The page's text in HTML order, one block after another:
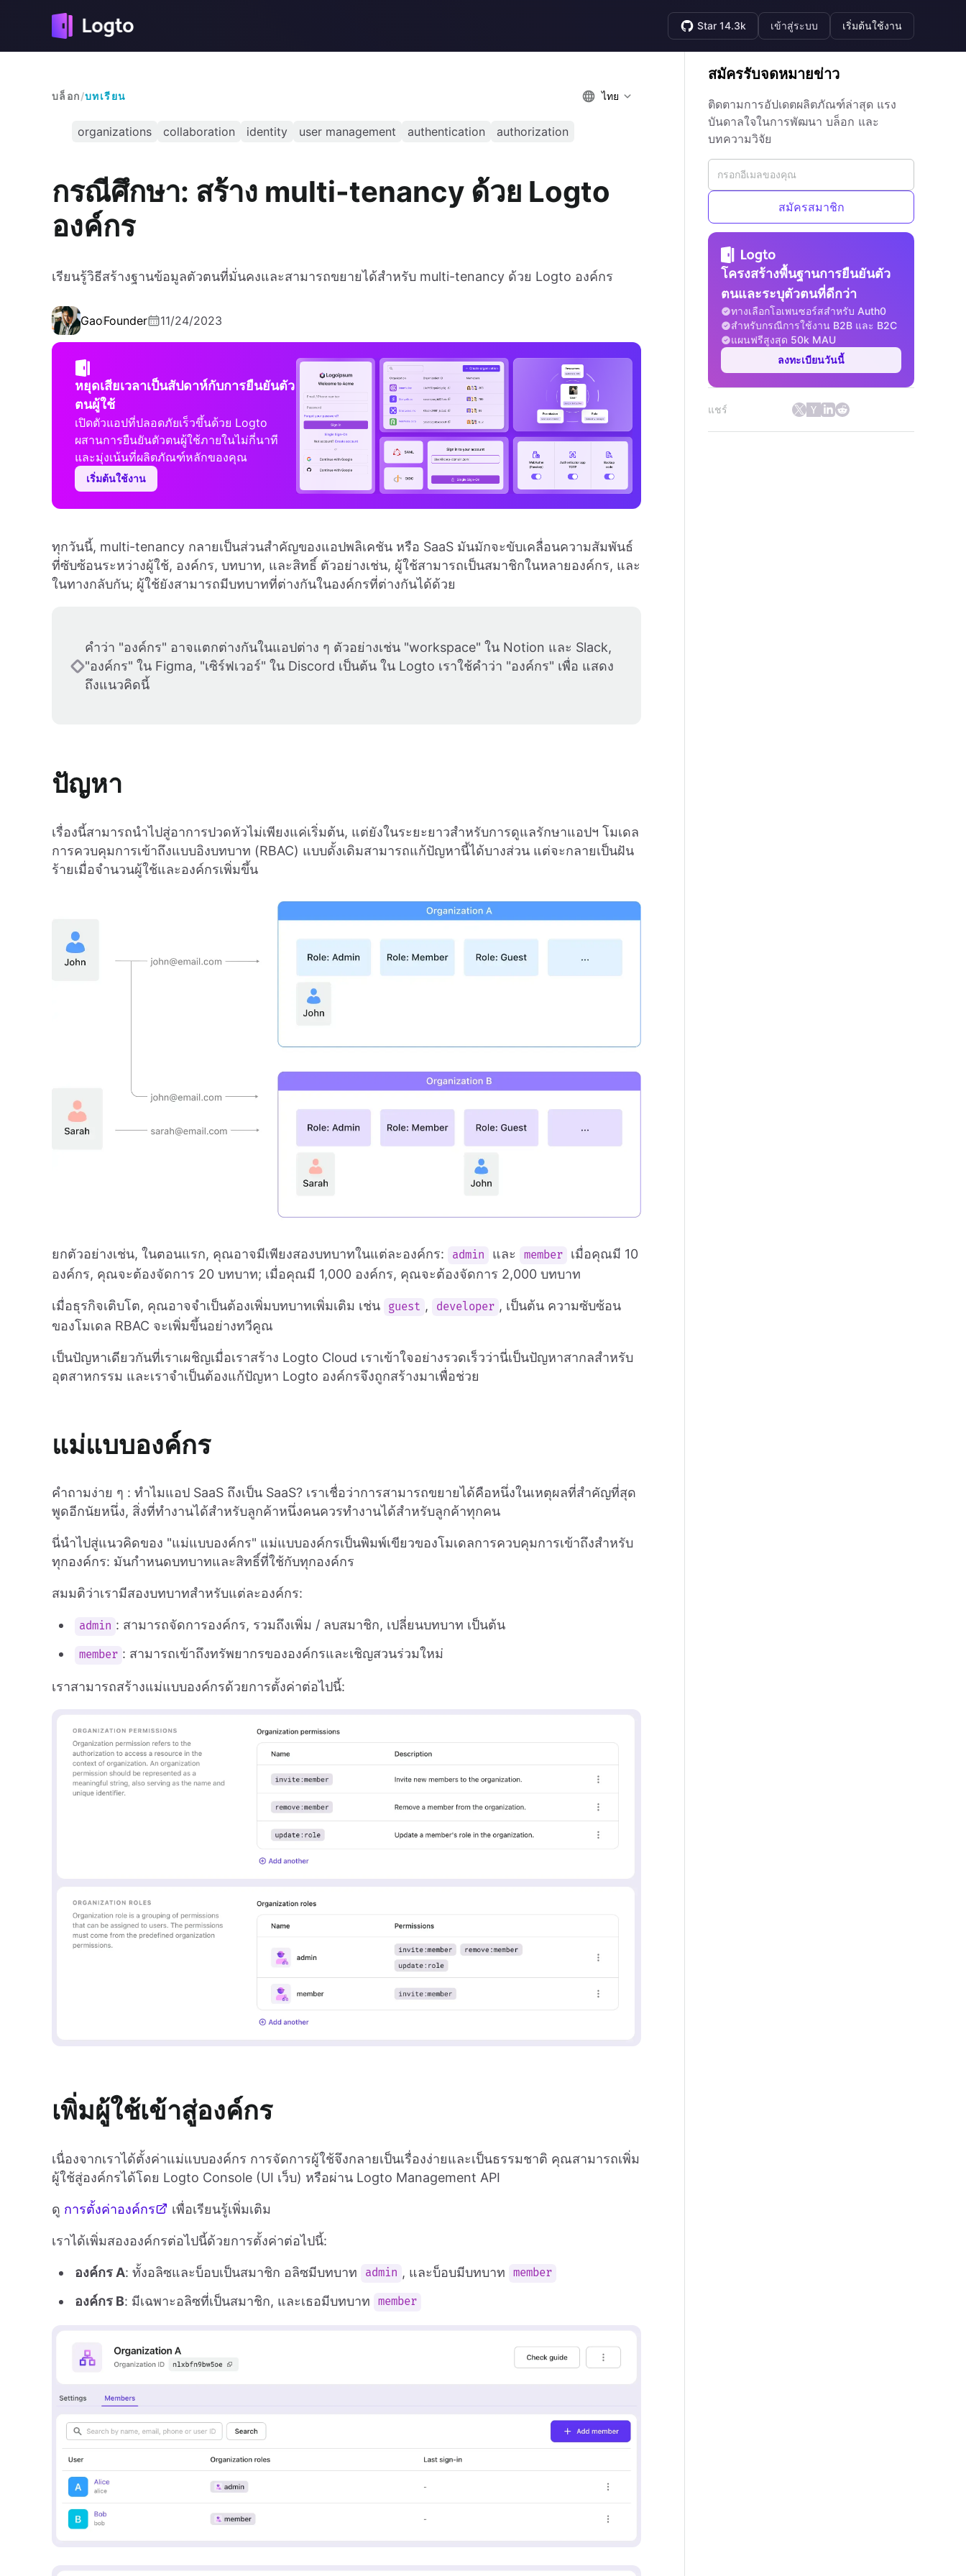
Star 14.3k เข้าสู่ระบบ เริ่มต้นใช้งาน
บล็อก/บทเรียน ไทย
organizations collaboration identity user management authentication authorization
กรณีศึกษา: สร้าง multi-tenancy ด้วย Logto
องค์กร
เรียนรู้วิธีสร้างฐานข้อมูลตัวตนที่มั่นคงและสามารถขยายได้สำหรับ multi-tenancy ด้วย Logto องค์กร
GaoFounder 11/24/2023
หยุดเสียเวลาเป็นสัปดาห์กับการยืนยันตัว
ตนผู้ใช้
เปิดตัวแอปที่ปลอดภัยเร็วขึ้นด้วย Logto
ผสานการยืนยันตัวตนผู้ใช้ภายในไม่กี่นาที
และมุ่งเน้นที่ผลิตภัณฑ์หลักของคุณ
เริ่มต้นใช้งาน
ทุกวันนี้, multi-tenancy กลายเป็นส่วนสำคัญของแอปพลิเคชัน หรือ SaaS มันมักจะขับเคลื่อนความสัมพันธ์
ที่ซับซ้อนระหว่างผู้ใช้, องค์กร, บทบาท, และสิทธิ์ ตัวอย่างเช่น, ผู้ใช้สามารถเป็นสมาชิกในหลายองค์กร, และ
ในทางกลับกัน; ผู้ใช้ยังสามารถมีบทบาทที่ต่างกันในองค์กรที่ต่างกันได้ด้วย
คำว่า "องค์กร" อาจแตกต่างกันในแอปต่าง ๆ ตัวอย่างเช่น "workspace" ใน Notion และ Slack,
"องค์กร" ใน Figma, "เซิร์ฟเวอร์" ใน Discord เป็นต้น ใน Logto เราใช้คำว่า "องค์กร" เพื่อ แสดง
ถึงแนวคิดนี้
ปัญหา
เรื่องนี้สามารถนำไปสู่อาการปวดหัวไม่เพียงแค่เริ่มต้น, แต่ยังในระยะยาวสำหรับการดูแลรักษาแอปฯ โมเดล
การควบคุมการเข้าถึงแบบอิงบทบาท (RBAC) แบบดั้งเดิมสามารถแก้ปัญหานี้ได้บางส่วน แต่จะกลายเป็นฝัน
ร้ายเมื่อจำนวนผู้ใช้และองค์กรเพิ่มขึ้น
ยกตัวอย่างเช่น, ในตอนแรก, คุณอาจมีเพียงสองบทบาทในแต่ละองค์กร: admin และ member
เมื่อคุณมี 10
องค์กร, คุณจะต้องจัดการ 20 บทบาท; เมื่อคุณมี 1,000 องค์กร, คุณจะต้องจัดการ 2,000 บทบาท
เมื่อธุรกิจเติบโต, คุณอาจจำเป็นต้องเพิ่มบทบาทเพิ่มเติม เช่น guest , developer , เป็นต้น ความซับซ้อน
ของโมเดล RBAC จะเพิ่มขึ้นอย่างทวีคูณ
เป็นปัญหาเดียวกันที่เราเผชิญเมื่อเราสร้าง Logto Cloud เราเข้าใจอย่างรวดเร็วว่านี่เป็นปัญหาสากลสำหรับ
อุตสาหกรรม และเราจำเป็นต้องแก้ปัญหา Logto องค์กรจึงถูกสร้างมาเพื่อช่วย
แม่แบบองค์กร
คำถามง่าย ๆ : ทำไมแอป SaaS ถึงเป็น SaaS? เราเชื่อว่าการสามารถขยายได้คือหนึ่งในเหตุผลที่สำคัญที่สุด
พูดอีกนัยหนึ่ง, สิ่งที่ทำงานได้สำหรับลูกค้าหนึ่งคนควรทำงานได้สำหรับลูกค้าทุกคน
นี่นำไปสู่แนวคิดของ "แม่แบบองค์กร" แม่แบบองค์กรเป็นพิมพ์เขียวของโมเดลการควบคุมการเข้าถึงสำหรับ
ทุกองค์กร: มันกำหนดบทบาทและสิทธิ์ที่ใช้กับทุกองค์กร
สมมติว่าเรามีสองบทบาทสำหรับแต่ละองค์กร:
admin : สามารถจัดการองค์กร, รวมถึงเพิ่ม / ลบสมาชิก, เปลี่ยนบทบาท เป็นต้น
member : สามารถเข้าถึงทรัพยากรขององค์กรและเชิญสวนร่วมใหม่
เราสามารถสร้างแม่แบบองค์กรด้วยการตั้งค่าต่อไปนี้:
เพิ่มผู้ใช้เข้าสู่องค์กร
เนื่องจากเราได้ตั้งค่าแม่แบบองค์กร การจัดการผู้ใช้จึงกลายเป็นเรื่องง่ายและเป็นธรรมชาติ คุณสามารถเพิ่ม
ผู้ใช้สู่องค์กรได้โดย Logto Console (UI เว็บ) หรือผ่าน Logto Management API
ดู การตั้งค่าองค์กร เพื่อเรียนรู้เพิ่มเติม
เราได้เพิ่มสององค์กรต่อไปนี้ด้วยการตั้งค่าต่อไปนี้:
องค์กร A: ทั้งอลิซและบ็อบเป็นสมาชิก อลิซมีบทบาท admin , และบ็อบมีบทบาท member
องค์กร B: มีเฉพาะอลิซที่เป็นสมาชิก, และเธอมีบทบาท member
สมัครรับจดหมายข่าว
ติดตามการอัปเดตผลิตภัณฑ์ล่าสุด แรง
บันดาลใจในการพัฒนา บล็อก และ
บทความวิจัย
สมัครสมาชิก
โครงสร้างพื้นฐานการยืนยันตัว
ตนและระบุตัวตนที่ดีกว่า
ทางเลือกโอเพนซอร์สสำหรับ Auth0
สำหรับกรณีการใช้งาน B2B และ B2C
แผนฟรีสูงสุด 50k MAU
ลงทะเบียนวันนี้
แชร์